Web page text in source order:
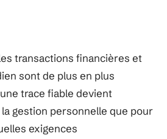
transactions financières et
sont de plus en plus
trace fiable devient
gestion personnelle que pour
exigences